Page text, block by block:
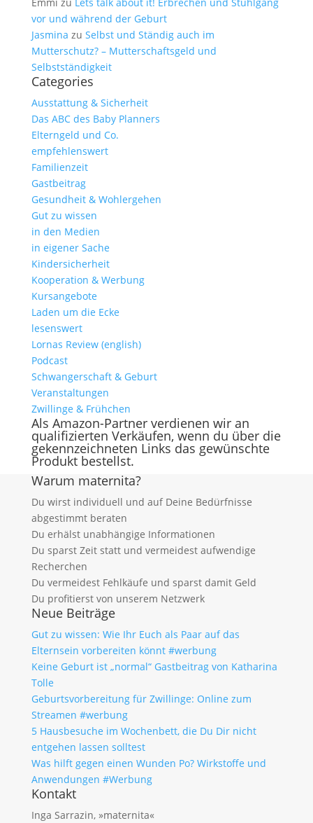
vor und während der Geburt
Jasmina zu Selbst und Ständig auch im
Mutterschutz? – Mutterschaftsgeld und
Selbstständigkeit
Categories
Ausstattung & Sicherheit
Das ABC des Baby Planners
Elterngeld und Co.
empfehlenswert
Familienzeit
Gastbeitrag
Gesundheit & Wohlergehen
Gut zu wissen
in den Medien
in eigener Sache
Kindersicherheit
Kooperation & Werbung
Kursangebote
Laden um die Ecke
lesenswert
Lornas Review (english)
Podcast
Schwangerschaft & Geburt
Veranstaltungen
Zwillinge & Frühchen
Als Amazon-Partner verdienen wir an
qualifizierten Verkäufen, wenn du über die
gekennzeichneten Links das gewünschte
Produkt bestellst.
Warum maternita?
Du wirst individuell und auf Deine Bedürfnisse
abgestimmt beraten
Du erhälst unabhängige Informationen
Du sparst Zeit statt und vermeidest aufwendige
Recherchen
Du vermeidest Fehlkäufe und sparst damit Geld
Du profitierst von unserem Netzwerk
Neue Beiträge
Gut zu wissen: Wie Ihr Euch als Paar auf das
Elternsein vorbereiten könnt #werbung
Keine Geburt ist „normal“ Gastbeitrag von Katharina
Tolle
Geburtsvorbereitung für Zwillinge: Online zum
Streamen #werbung
5 Hausbesuche im Wochenbett, die Du Dir nicht
entgehen lassen solltest
Was hilft gegen einen Wunden Po? Wirkstoffe und
Anwendungen #Werbung
Kontakt
Inga Sarrazin, »maternita«